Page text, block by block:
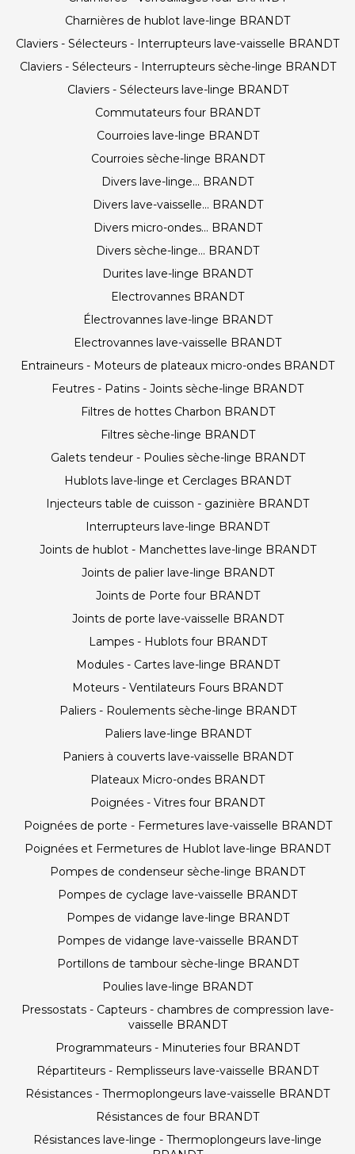
Charnières de hublot lave-linge BRANDT
Claviers - Sélecteurs - Interrupteurs lave-vaisselle BRANDT
Claviers - Sélecteurs - Interrupteurs sèche-linge BRANDT
Claviers - Sélecteurs lave-linge BRANDT
Commutateurs four BRANDT
Courroies lave-linge BRANDT
Courroies sèche-linge BRANDT
Divers lave-linge... BRANDT
Divers lave-vaisselle... BRANDT
Divers micro-ondes... BRANDT
Divers sèche-linge... BRANDT
Durites lave-linge BRANDT
Electrovannes BRANDT
Électrovannes lave-linge BRANDT
Electrovannes lave-vaisselle BRANDT
Entraineurs - Moteurs de plateaux micro-ondes BRANDT
Feutres - Patins - Joints sèche-linge BRANDT
Filtres de hottes Charbon BRANDT
Filtres sèche-linge BRANDT
Galets tendeur - Poulies sèche-linge BRANDT
Hublots lave-linge et Cerclages BRANDT
Injecteurs table de cuisson - gazinière BRANDT
Interrupteurs lave-linge BRANDT
Joints de hublot - Manchettes lave-linge BRANDT
Joints de palier lave-linge BRANDT
Joints de Porte four BRANDT
Joints de porte lave-vaisselle BRANDT
Lampes - Hublots four BRANDT
Modules - Cartes lave-linge BRANDT
Moteurs - Ventilateurs Fours BRANDT
Paliers - Roulements sèche-linge BRANDT
Paliers lave-linge BRANDT
Paniers à couverts lave-vaisselle BRANDT
Plateaux Micro-ondes BRANDT
Poignées - Vitres four BRANDT
Poignées de porte - Fermetures lave-vaisselle BRANDT
Poignées et Fermetures de Hublot lave-linge BRANDT
Pompes de condenseur sèche-linge BRANDT
Pompes de cyclage lave-vaisselle BRANDT
Pompes de vidange lave-linge BRANDT
Pompes de vidange lave-vaisselle BRANDT
Portillons de tambour sèche-linge BRANDT
Poulies lave-linge BRANDT
Pressostats - Capteurs - chambres de compression lave-
vaisselle BRANDT
Programmateurs - Minuteries four BRANDT
Répartiteurs - Remplisseurs lave-vaisselle BRANDT
Résistances - Thermoplongeurs lave-vaisselle BRANDT
Résistances de four BRANDT
Résistances lave-linge - Thermoplongeurs lave-linge